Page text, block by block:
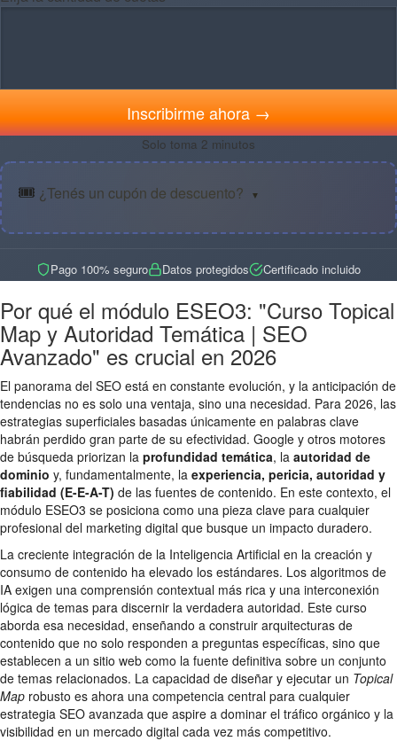
Inscribirme ahora →
Solo toma 2 minutos
🎟️ ¿Tenés un cupón de descuento? ▼
Pago 100% seguro Datos protegidos Certificado incluido
Por qué el módulo ESEO3: "Curso Topical
Map y Autoridad Temática | SEO
Avanzado" es crucial en 2026
El panorama del SEO está en constante evolución, y la anticipación de
tendencias no es solo una ventaja, sino una necesidad. Para 2026, las
estrategias superficiales basadas únicamente en palabras clave
habrán perdido gran parte de su efectividad. Google y otros motores
de búsqueda priorizan la profundidad temática, la autoridad de
dominio y, fundamentalmente, la experiencia, pericia, autoridad y
fiabilidad (E-E-A-T) de las fuentes de contenido. En este contexto, el
módulo ESEO3 se posiciona como una pieza clave para cualquier
profesional del marketing digital que busque un impacto duradero.
La creciente integración de la Inteligencia Artificial en la creación y
consumo de contenido ha elevado los estándares. Los algoritmos de
IA exigen una comprensión contextual más rica y una interconexión
lógica de temas para discernir la verdadera autoridad. Este curso
aborda esa necesidad, enseñando a construir arquitecturas de
contenido que no solo responden a preguntas específicas, sino que
establecen a un sitio web como la fuente definitiva sobre un conjunto
de temas relacionados. La capacidad de diseñar y ejecutar un Topical
Map robusto es ahora una competencia central para cualquier
estrategia SEO avanzada que aspire a dominar el tráfico orgánico y la
visibilidad en un mercado digital cada vez más competitivo.